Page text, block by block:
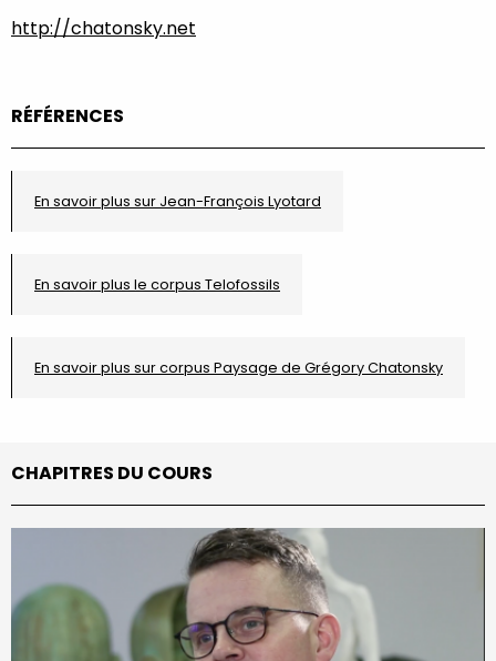
http://chatonsky.net
RÉFÉRENCES
En savoir plus sur Jean-François Lyotard
En savoir plus le corpus Telofossils
En savoir plus sur corpus Paysage de Grégory Chatonsky
CHAPITRES DU COURS